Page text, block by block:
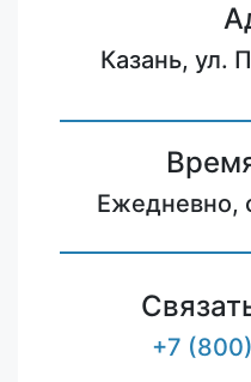
Казань, ул.
Ежедневно,
+7